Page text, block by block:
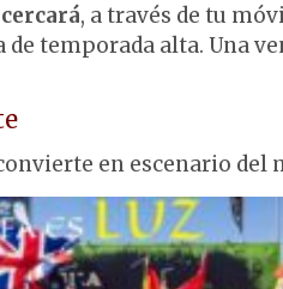
, a través de tu
temporada alta. Una
en escenario del